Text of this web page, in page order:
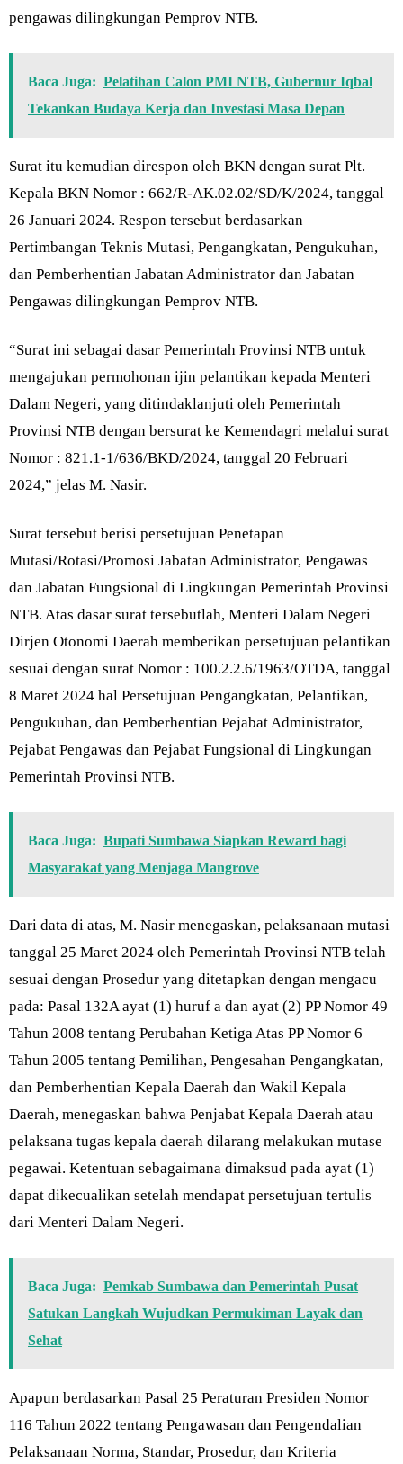
pengawas dilingkungan Pemprov NTB.
Baca Juga: Pelatihan Calon PMI NTB, Gubernur Iqbal
Tekankan Budaya Kerja dan Investasi Masa Depan
Surat itu kemudian direspon oleh BKN dengan surat Plt.
Kepala BKN Nomor : 662/R-AK.02.02/SD/K/2024, tanggal
26 Januari 2024. Respon tersebut berdasarkan
Pertimbangan Teknis Mutasi, Pengangkatan, Pengukuhan,
dan Pemberhentian Jabatan Administrator dan Jabatan
Pengawas dilingkungan Pemprov NTB.
“Surat ini sebagai dasar Pemerintah Provinsi NTB untuk
mengajukan permohonan ijin pelantikan kepada Menteri
Dalam Negeri, yang ditindaklanjuti oleh Pemerintah
Provinsi NTB dengan bersurat ke Kemendagri melalui surat
Nomor : 821.1-1/636/BKD/2024, tanggal 20 Februari
2024,” jelas M. Nasir.
Surat tersebut berisi persetujuan Penetapan
Mutasi/Rotasi/Promosi Jabatan Administrator, Pengawas
dan Jabatan Fungsional di Lingkungan Pemerintah Provinsi
NTB. Atas dasar surat tersebutlah, Menteri Dalam Negeri
Dirjen Otonomi Daerah memberikan persetujuan pelantikan
sesuai dengan surat Nomor : 100.2.2.6/1963/OTDA, tanggal
8 Maret 2024 hal Persetujuan Pengangkatan, Pelantikan,
Pengukuhan, dan Pemberhentian Pejabat Administrator,
Pejabat Pengawas dan Pejabat Fungsional di Lingkungan
Pemerintah Provinsi NTB.
Baca Juga: Bupati Sumbawa Siapkan Reward bagi
Masyarakat yang Menjaga Mangrove
Dari data di atas, M. Nasir menegaskan, pelaksanaan mutasi
tanggal 25 Maret 2024 oleh Pemerintah Provinsi NTB telah
sesuai dengan Prosedur yang ditetapkan dengan mengacu
pada: Pasal 132A ayat (1) huruf a dan ayat (2) PP Nomor 49
Tahun 2008 tentang Perubahan Ketiga Atas PP Nomor 6
Tahun 2005 tentang Pemilihan, Pengesahan Pengangkatan,
dan Pemberhentian Kepala Daerah dan Wakil Kepala
Daerah, menegaskan bahwa Penjabat Kepala Daerah atau
pelaksana tugas kepala daerah dilarang melakukan mutase
pegawai. Ketentuan sebagaimana dimaksud pada ayat (1)
dapat dikecualikan setelah mendapat persetujuan tertulis
dari Menteri Dalam Negeri.
Baca Juga: Pemkab Sumbawa dan Pemerintah Pusat
Satukan Langkah Wujudkan Permukiman Layak dan
Sehat
Apapun berdasarkan Pasal 25 Peraturan Presiden Nomor
116 Tahun 2022 tentang Pengawasan dan Pengendalian
Pelaksanaan Norma, Standar, Prosedur, dan Kriteria